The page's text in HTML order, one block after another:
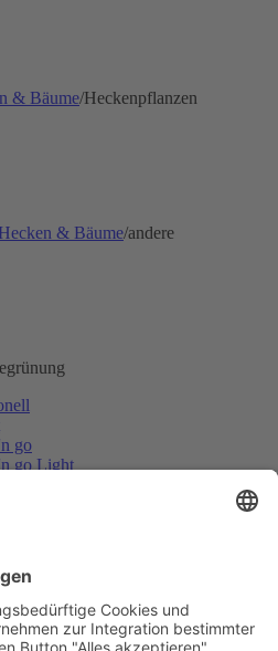
& Bäume/Heckenpflanzen
& Bäume/andere
go
go Light